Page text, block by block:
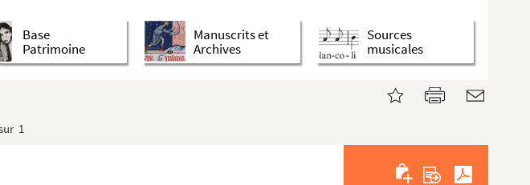
Base
Patrimoine
Manuscrits et
Archives
Sources
musicales
1